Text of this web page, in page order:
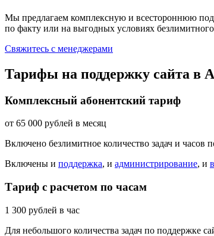
Мы предлагаем комплексную и всестороннюю
по факту или на выгодных условиях
Свяжитесь с менеджерами
Тарифы на поддержку сайта в
Комплексный абонентский тариф
от 65 000 рублей в месяц
Включено безлимитное количество задач и часов
Включены и поддержка, и администрирование, и
Тариф с расчетом по часам
1 300 рублей в час
Для небольшого количества задач по поддержке